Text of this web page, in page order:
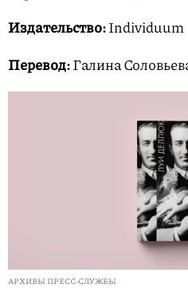
Издательство:Individuum
Перевод:Галина
АРХИВЫ ПРЕСС-СЛУЖБЫ